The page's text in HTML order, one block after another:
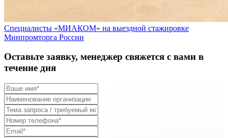
Специалисты «МИАКОМ» на выездной стажировке
Минпромторга России
Оставьте заявку, менеджер свяжется с вами в
течение дня